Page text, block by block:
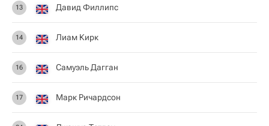
13 Давид Филлипс
14 Лиам Кирк
16 Самуэль Дагган
17 Марк Ричардсон